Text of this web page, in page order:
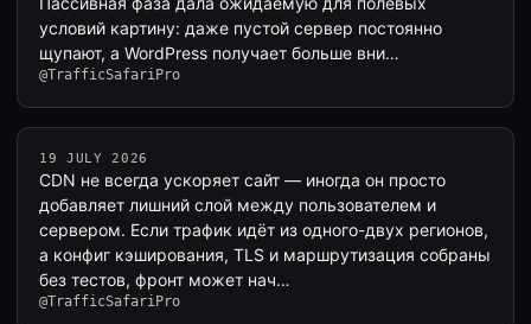
условий картину: даже пустой сервер постоянно
щупают, а WordPress получает больше вни…
@TrafficSafariPro
19 JULY 2026
CDN не всегда ускоряет сайт — иногда он просто
добавляет лишний слой между пользователем и
сервером. Если трафик идёт из одного-двух регионов,
а конфиг кэширования, TLS и маршрутизация собраны
без тестов, фронт может нач…
@TrafficSafariPro